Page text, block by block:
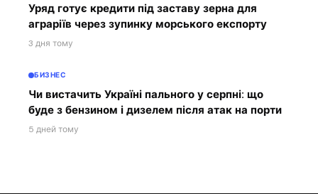
Уряд готує кредити під заставу зерна для
аграріїв через зупинку морського експорту
3 дня тому
БИЗНЕС
Чи вистачить Україні пального у серпні: що
буде з бензином і дизелем після атак на порти
5 дней тому